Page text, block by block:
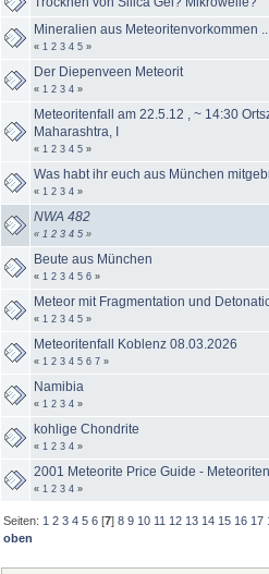
Mineralien aus Meteoritenvorkommen ..
« 1 2 3 4 5 »
Der Diepenveen Meteorit
« 1 2 3 4 »
Meteoritenfall am 22.5.12 , ~ 14:30
Maharashtra, I
« 1 2 3 4 5 »
Was habt ihr euch aus München
« 1 2 3 4 »
NWA 482
« 1 2 3 4 5 »
Beute aus München
« 1 2 3 4 5 6 »
Meteor mit Fragmentation und
« 1 2 3 4 5 »
Meteoritenfall Koblenz 08.03.2026
« 1 2 3 4 5 6 7 »
Namibia
« 1 2 3 4 »
kohlige Chondrite
« 1 2 3 4 »
2001 Meteorite Price Guide -
« 1 2 3 4 »
Seiten: 1 2 3 4 5 6 [7]8 9 10 11 12 13 14 15 16 17
oben